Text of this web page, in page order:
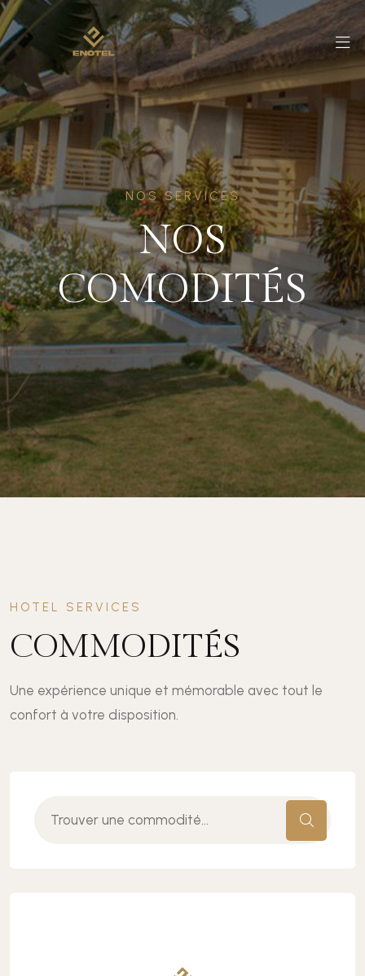
NOS SERVICES
NOS
COMODITÉS
HOTEL SERVICES
COMMODITÉS
Une expérience unique et mémorable avec tout le
confort à votre disposition.